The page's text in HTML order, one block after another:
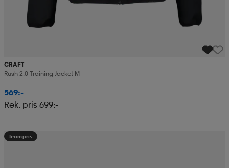
CRAFT
Rush 2.0 Training Jacket M
569:-
Rek. pris 699:-
Teampris